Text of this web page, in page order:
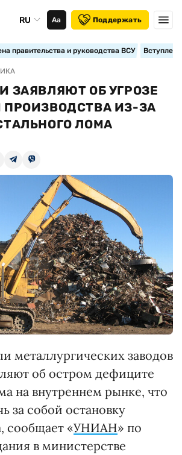
RU Аа Поддержать
правительства и руководства ВСУ
ЗАЯВЛЯЮТ ОБ УГРОЗЕ
ПРОИЗВОДСТВА ИЗ-ЗА
ЛОМА
металлургических заводов
об остром дефиците
на внутреннем рынке, что
за собой остановку
сообщает «УНИАН» по
в министерстве